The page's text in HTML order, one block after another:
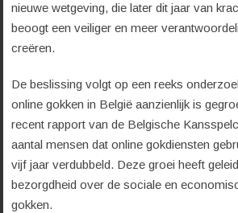
nieuwe wetgeving, die later dit jaar van
beoogt een veiliger en meer
creëren.
De beslissing volgt op een reeks
online gokken in België aanzienlijk is
recent rapport van de Belgische
aantal mensen dat online gokdiensten
vijf jaar verdubbeld. Deze groei heeft
bezorgdheid over de sociale en
gokken.